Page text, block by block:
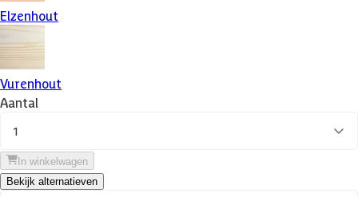
Elzenhout
Vurenhout
Aantal
1
In winkelwagen
Bekijk alternatieven